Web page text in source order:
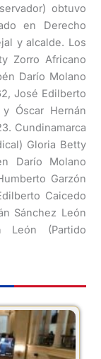
obtuvo
en Derecho
y alcalde. Los
Zorro Africano
Darío Molano
José Edilberto
Óscar Hernán
Cundinamarca
Gloria Betty
Darío Molano
Garzón
Caicedo
Sánchez León
León (Partido